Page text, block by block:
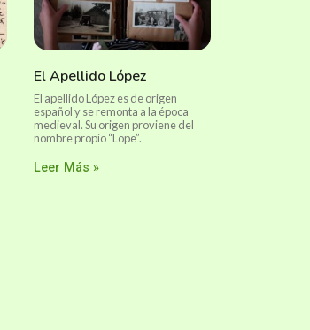
El Apellido López
El apellido López es de origen
español y se remonta a la época
medieval. Su origen proviene del
nombre propio “Lope”.
Leer Más »